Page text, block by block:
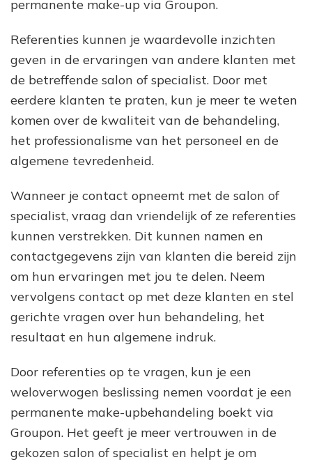
permanente make-up via Groupon.
Referenties kunnen je waardevolle inzichten
geven in de ervaringen van andere klanten met
de betreffende salon of specialist. Door met
eerdere klanten te praten, kun je meer te weten
komen over de kwaliteit van de behandeling,
het professionalisme van het personeel en de
algemene tevredenheid.
Wanneer je contact opneemt met de salon of
specialist, vraag dan vriendelijk of ze referenties
kunnen verstrekken. Dit kunnen namen en
contactgegevens zijn van klanten die bereid zijn
om hun ervaringen met jou te delen. Neem
vervolgens contact op met deze klanten en stel
gerichte vragen over hun behandeling, het
resultaat en hun algemene indruk.
Door referenties op te vragen, kun je een
weloverwogen beslissing nemen voordat je een
permanente make-upbehandeling boekt via
Groupon. Het geeft je meer vertrouwen in de
gekozen salon of specialist en helpt je om